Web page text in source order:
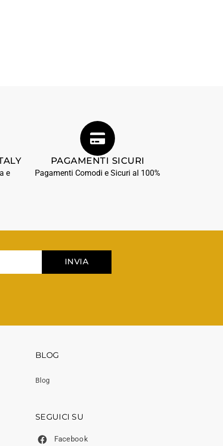
e
PAGAMENTI SICURI
Pagamenti Comodi e Sicuri al 100%
INVIA
BLOG
Blog
SEGUICI SU
Facebook